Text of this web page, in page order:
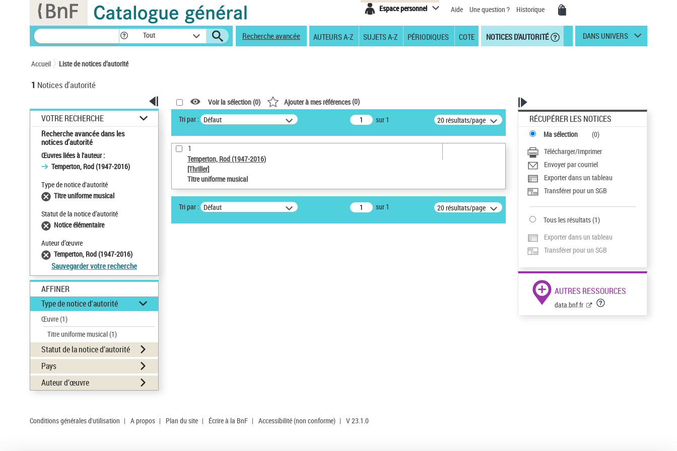
Espace personnel Aide Une question ? Historique
Tout Recherche avancée AUTEURS A-Z SUJETS A-Z PÉRIODIQUES COTE NOTICES D'AUTORITÉ DANS UNIVERS
Accueil Liste de notices d’autorité
1 Notices d'autorité
VOTRE RECHERCHE
Recherche avancée dans les
notices d’autorité
Œuvres liées à l'auteur :
Temperton, Rod (1947-2016)
Type de notice d'autorité
Titre uniforme musical
Statut de la notice d’autorité
Notice élémentaire
Auteur d’œuvre
Temperton, Rod (1947-2016)
Sauvegarder votre recherche
AFFINER
Type de notice d'autorité
Œuvre(1)
Titre uniforme musical(1)
Statut de la notice d’autorité
Pays
Auteur d’œuvre
Voir la sélection (0) Ajouter à mes références(0)
Tri par : Défaut sur 1 20 résultats/page
1
Temperton, Rod (1947-2016)
[Thriller]
Titre uniforme musical
Tri par : Défaut sur 1 20 résultats/page
RÉCUPÉRER LES NOTICES
Ma sélection (0)
Télécharger/Imprimer
Envoyer par courriel
Exporter dans un tableau
Transférer pour un SGB
Tous les résultats(1)
Exporter dans un tableau
Transférer pour un SGB
AUTRES RESSOURCES
data.bnf.fr
Conditions générales d'utilisation | A propos | Plan du site | Écrire à la BnF | Accessibilité (non conforme) | V 23.1.0
Panneau de gestion des cookies